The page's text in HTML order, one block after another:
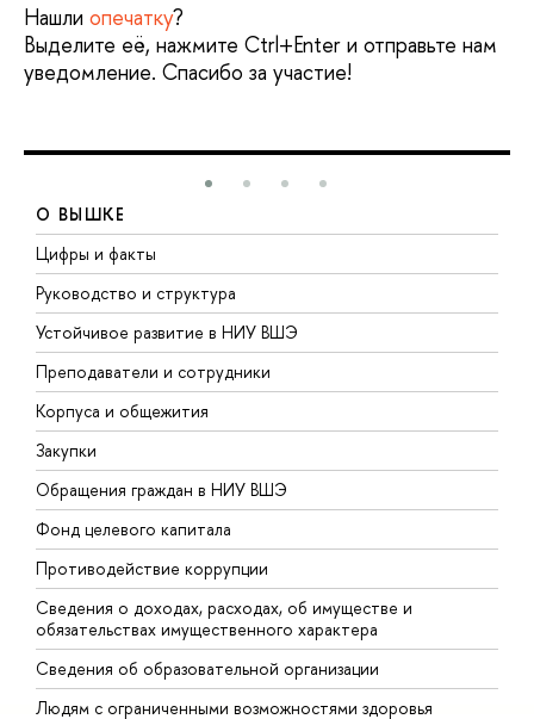
Нашли опечатку?
Выделите её, нажмите Ctrl+Enter и отправьте нам
уведомление. Спасибо за участие!
О ВЫШКЕ
Цифры и факты
Руководство и структура
Устойчивое развитие в НИУ ВШЭ
Преподаватели и сотрудники
Корпуса и общежития
Закупки
Обращения граждан в НИУ ВШЭ
Фонд целевого капитала
Противодействие коррупции
Сведения о доходах, расходах, об имуществе и
обязательствах имущественного характера
Сведения об образовательной организации
Людям с ограниченными возможностями здоровья